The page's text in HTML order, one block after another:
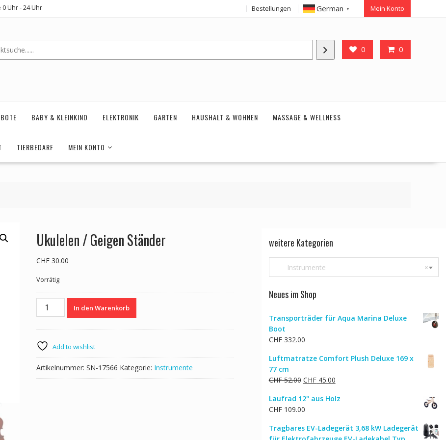
Uhr - 24 Uhr Bestellungen German ▼ Mein Konto
0 0
BABY & KLEINKIND ELEKTRONIK GARTEN HAUSHALT & WOHNEN MASSAGE & WELLNESS
TIERBEDARF MEIN KONTO
Ukulelen / Geigen Ständer
CHF30.00
Vorrätig
Ukulelen
Menge
In den Warenkorb
Add to wishlist
Artikelnummer: SN-17566 Kategorie: Instrumente
weitere Kategorien
×
Instrumente
Neues im Shop
Transporträder für Aqua Marina Deluxe
Boot
CHF332.00
Luftmatratze Comfort Plush Deluxe 169 x
77 cm
CHF52.00 Ursprünglicher
war:
CHF 52.00
CHF45.00Aktueller
ist:
Laufrad 12" aus Holz
CHF109.00
Tragbares EV-Ladegerät 3,68 kW Ladegerät